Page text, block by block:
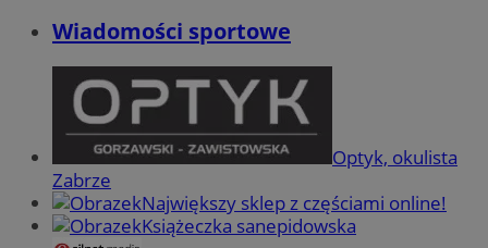
Wiadomości sportowe
Optyk, okulista
Zabrze
Największy sklep z częściami online!
Książeczka sanepidowska